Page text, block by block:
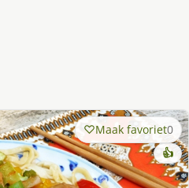
Maak favoriet0
👍